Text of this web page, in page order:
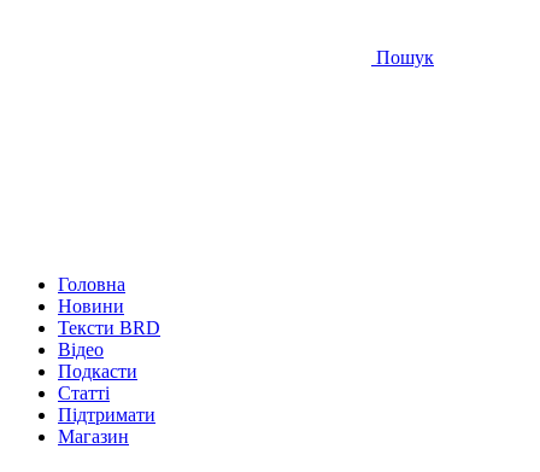
Пошук
Головна
Новини
Тексти BRD
Відео
Подкасти
Статті
Підтримати
Магазин